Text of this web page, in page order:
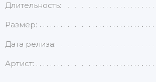
Длительность:
Размер:
Дата релиза:
Артист: